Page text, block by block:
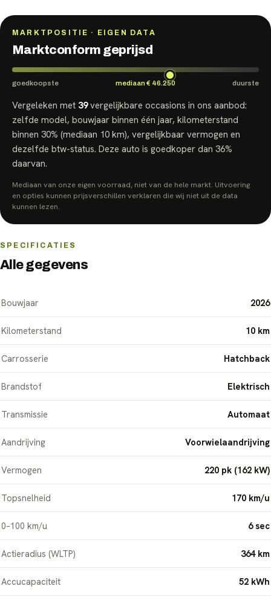
MARKTPOSITIE · EIGEN DATA
Marktconform geprijsd
goedkoopste mediaan€ 46.250 duurste
Vergeleken met 39vergelijkbare occasions in ons aanbod:
zelfde model, bouwjaar binnen één jaar, kilometerstand
binnen 30% (mediaan 10 km), vergelijkbaar vermogen en
dezelfde btw-status. Deze auto is goedkoper dan 36%
daarvan.
Mediaan van onze eigen voorraad, niet van de hele markt. Uitvoering
en opties kunnen prijsverschillen verklaren die wij niet uit de data
kunnen lezen.
SPECIFICATIES
Alle gegevens
Bouwjaar 2026
Kilometerstand 10 km
Carrosserie Hatchback
Brandstof Elektrisch
Transmissie Automaat
Aandrijving Voorwielaandrijving
Vermogen 220 pk (162 kW)
Topsnelheid 170 km/u
0–100 km/u 6 sec
Actieradius (WLTP) 364 km
Accucapaciteit 52 kWh